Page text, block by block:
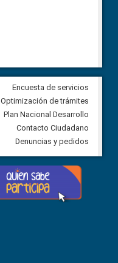
Veeduría Ciudadana para
construcción del asfaltado de
Ballenita del cantón Santa
7 agosto, 2026
Next
Encuesta de servicios
Optimización de trámites
Plan Nacional Desarrollo
Contacto Ciudadano
Denuncias y pedidos